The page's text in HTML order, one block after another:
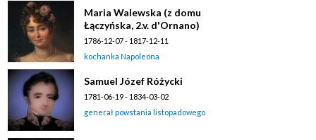
Maria Walewska (z domu
Łączyńska, 2.v. d'Ornano)
1786-12-07 - 1817-12-11
kochanka Napoleona
Samuel Józef Różycki
1781-06-19 - 1834-03-02
generał powstania listopadowego